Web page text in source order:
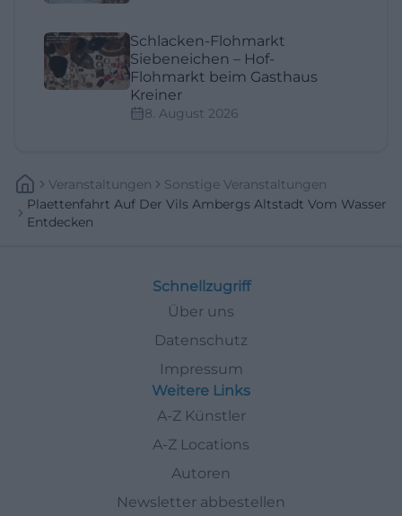
Schlacken-Flohmarkt
Siebeneichen – Hof-
Flohmarkt beim Gasthaus
Kreiner
8. August 2026
Veranstaltungen
Sonstige Veranstaltungen
Plaettenfahrt Auf Der Vils Ambergs Altstadt Vom Wasser
Entdecken
Schnellzugriff
Über uns
Datenschutz
Impressum
Weitere Links
A-Z Künstler
A-Z Locations
Autoren
Newsletter abbestellen